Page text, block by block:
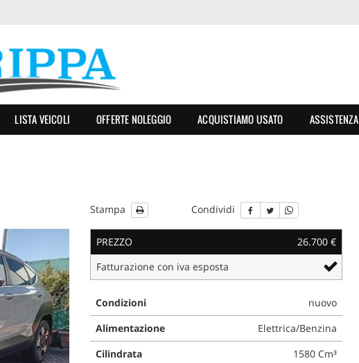
LISTA VEICOLI OFFERTE NOLEGGIO ACQUISTIAMO USATO ASSISTENZA
Stampa Condividi
PREZZO
26.700 €
Fatturazione con iva esposta
Condizioni
nuovo
Alimentazione
Elettrica/Benzina
Cilindrata
1580 Cm³